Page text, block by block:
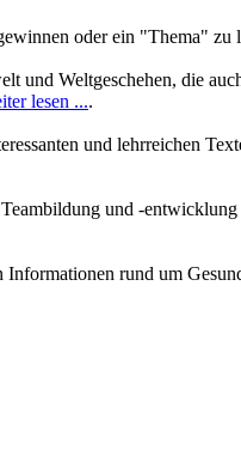
oder ein "Thema" zu
und Weltgeschehen, die
lesen ....
und lehrreichen
und -
rund um